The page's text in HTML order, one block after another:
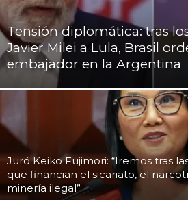
Tensión diplomática: tras
Javier Milei a Lula, Brasil
embajador en la Argentina
Juró Keiko Fujimori: “Iremos tras
que financian el sicariato, el
minería ilegal”